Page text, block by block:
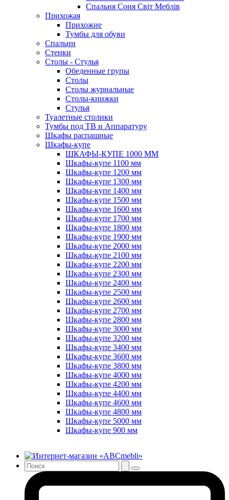
Спальня Соня Світ Меблів
Прихожая
Прихожие
Тумбы для обуви
Спальни
Стенки
Столы - Стулья
Обеденные групы
Столы
Столы журнальные
Столы-книжки
Стулья
Туалетные столики
Тумбы под ТВ и Аппаратуру
Шкафы распашные
Шкафы-купе
ШКАФЫ-КУПЕ 1000 ММ
Шкафы-купе 1100 мм
Шкафы-купе 1200 мм
Шкафы-купе 1300 мм
Шкафы-купе 1400 мм
Шкафы-купе 1500 мм
Шкафы-купе 1600 мм
Шкафы-купе 1700 мм
Шкафы-купе 1800 мм
Шкафы-купе 1900 мм
Шкафы-купе 2000 мм
Шкафы-купе 2100 мм
Шкафы-купе 2200 мм
Шкафы-купе 2300 мм
Шкафы-купе 2400 мм
Шкафы-купе 2500 мм
Шкафы-купе 2600 мм
Шкафы-купе 2700 мм
Шкафы-купе 2800 мм
Шкафы-купе 3000 мм
Шкафы-купе 3200 мм
Шкафы-купе 3400 мм
Шкафы-купе 3600 мм
Шкафы-купе 3800 мм
Шкафы-купе 4000 мм
Шкафы-купе 4200 мм
Шкафы-купе 4400 мм
Шкафы-купе 4600 мм
Шкафы-купе 4800 мм
Шкафы-купе 5000 мм
Шкафы-купе 900 мм